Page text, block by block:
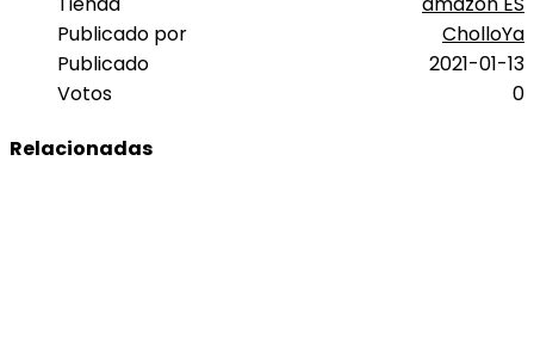
Publicado por
CholloYa
Publicado
2021-01-13
Votos
0
Relacionadas